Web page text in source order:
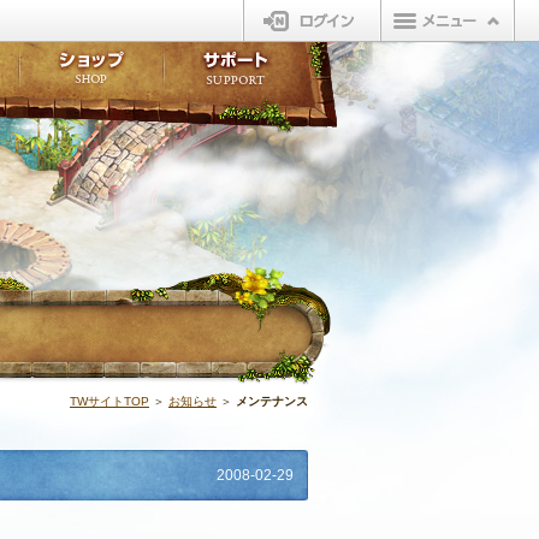
ログイン
ィーバー
TWサイトTOP ＞ お知らせ ＞ メンテナンス
2008-02-29
ポイントライブラリ
LINEスタンプ
ショップ
販売アイテム
ビューティーショップ
オープンマーケットサポート
不具合対応状況
アンケート